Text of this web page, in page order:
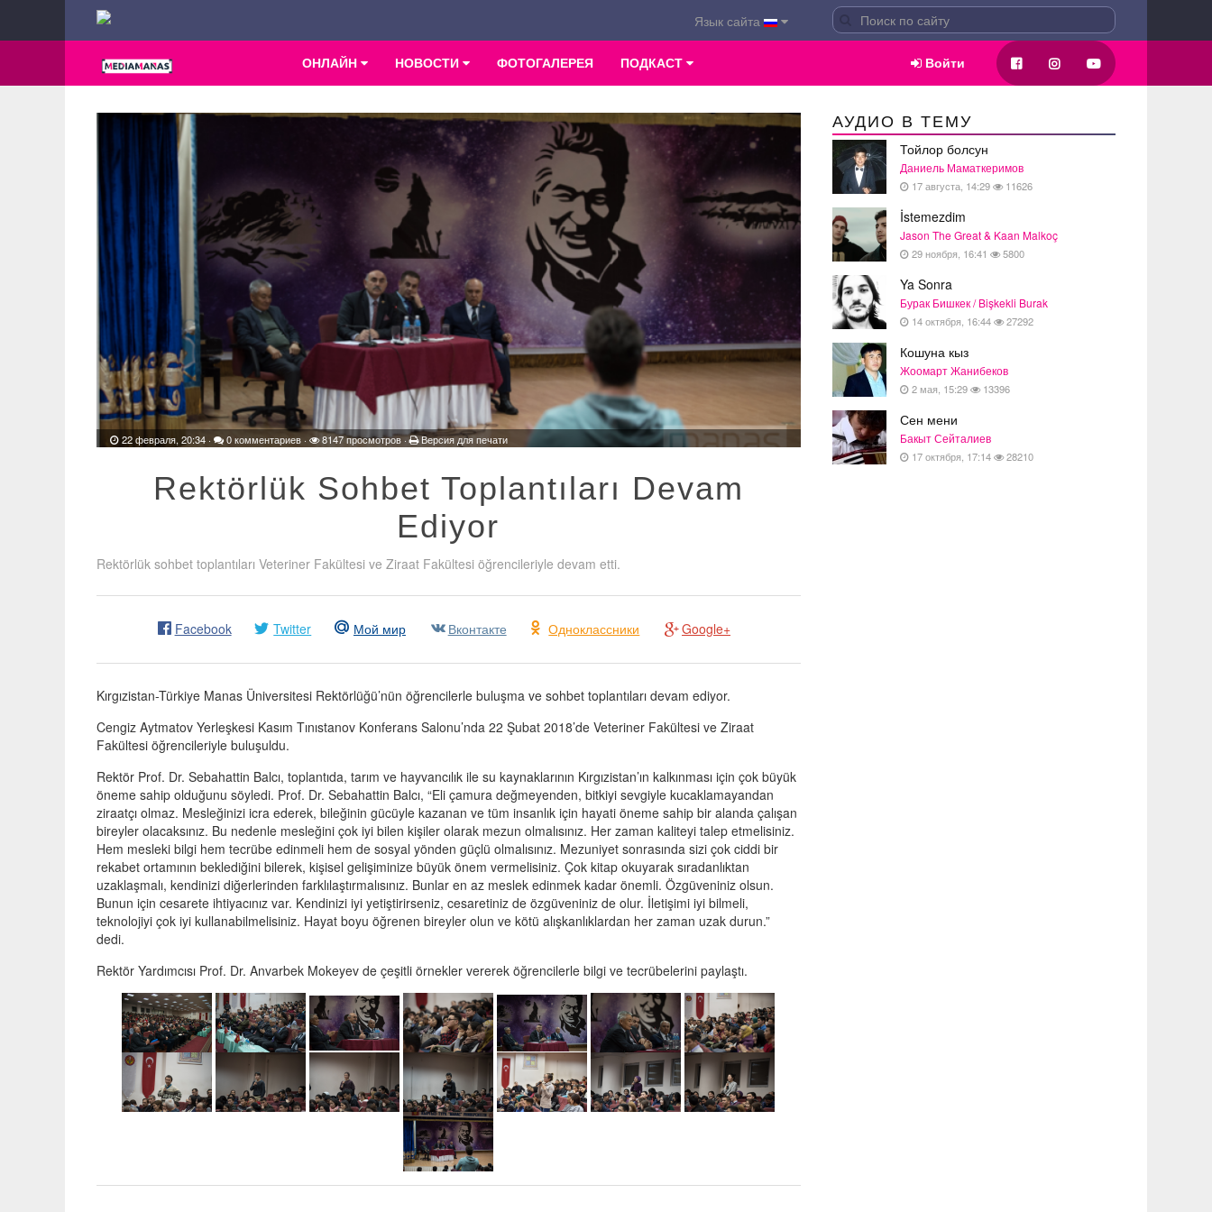
Язык сайта
ОНЛАЙН НОВОСТИ ФОТОГАЛЕРЕЯ ПОДКАСТ Войти
22 февраля, 20:34 · 0 комментариев · 8147 просмотров · Версия для печати
Rektörlük Sohbet Toplantıları Devam
Ediyor
Rektörlük sohbet toplantıları Veteriner Fakültesi ve Ziraat Fakültesi öğrencileriyle devam etti.
Facebook Twitter Мой мир Вконтакте Одноклассники Google+
Kırgızistan-Türkiye Manas Üniversitesi Rektörlüğü’nün öğrencilerle buluşma ve sohbet toplantıları devam ediyor.
Cengiz Aytmatov Yerleşkesi Kasım Tınıstanov Konferans Salonu’nda 22 Şubat 2018’de Veteriner Fakültesi ve Ziraat
Fakültesi öğrencileriyle buluşuldu.
Rektör Prof. Dr. Sebahattin Balcı, toplantıda, tarım ve hayvancılık ile su kaynaklarının Kırgızistan’ın kalkınması için çok büyük
öneme sahip olduğunu söyledi. Prof. Dr. Sebahattin Balcı, “Eli çamura değmeyenden, bitkiyi sevgiyle kucaklamayandan
ziraatçı olmaz. Mesleğinizi icra ederek, bileğinin gücüyle kazanan ve tüm insanlık için hayati öneme sahip bir alanda çalışan
bireyler olacaksınız. Bu nedenle mesleğini çok iyi bilen kişiler olarak mezun olmalısınız. Her zaman kaliteyi talep etmelisiniz.
Hem mesleki bilgi hem tecrübe edinmeli hem de sosyal yönden güçlü olmalısınız. Mezuniyet sonrasında sizi çok ciddi bir
rekabet ortamının beklediğini bilerek, kişisel gelişiminize büyük önem vermelisiniz. Çok kitap okuyarak sıradanlıktan
uzaklaşmalı, kendinizi diğerlerinden farklılaştırmalısınız. Bunlar en az meslek edinmek kadar önemli. Özgüveniniz olsun.
Bunun için cesarete ihtiyacınız var. Kendinizi iyi yetiştirirseniz, cesaretiniz de özgüveniniz de olur. İletişimi iyi bilmeli,
teknolojiyi çok iyi kullanabilmelisiniz. Hayat boyu öğrenen bireyler olun ve kötü alışkanlıklardan her zaman uzak durun.”
dedi.
Rektör Yardımcısı Prof. Dr. Anvarbek Mokeyev de çeşitli örnekler vererek öğrencilerle bilgi ve tecrübelerini paylaştı.
АУДИО В ТЕМУ
Тойлор болсун
Даниель Маматкеримов
17 августа, 14:29 11626
İstemezdim
Jason The Great & Kaan Malkoç
29 ноября, 16:41 5800
Ya Sonra
Бурак Бишкек / Bişkekli Burak
14 октября, 16:44 27292
Кошуна кыз
Жоомарт Жанибеков
2 мая, 15:29 13396
Сен мени
Бакыт Сейталиев
17 октября, 17:14 28210